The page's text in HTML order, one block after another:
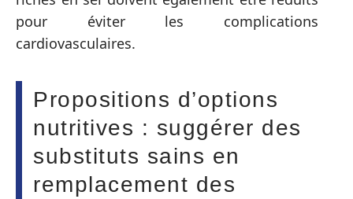
pour éviter les complications
cardiovasculaires.
Propositions d’options
nutritives : suggérer des
substituts sains en
remplacement des